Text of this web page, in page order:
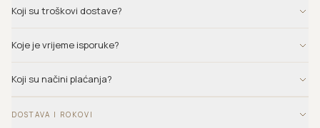
Koji su troškovi dostave?
Koje je vrijeme isporuke?
Koji su načini plaćanja?
DOSTAVA I ROKOVI